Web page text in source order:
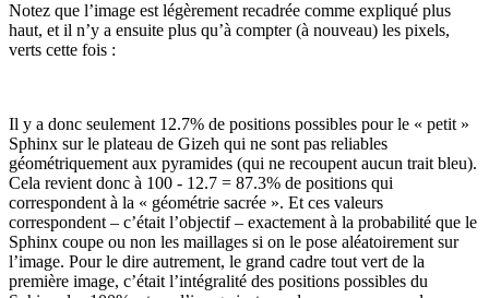
Notez que l’image est légèrement recadrée comme expliqué plus
haut, et il n’y a ensuite plus qu’à compter (à nouveau) les pixels,
verts cette fois :
Il y a donc seulement 12.7% de positions possibles pour le « petit »
Sphinx sur le plateau de Gizeh qui ne sont pas reliables
géométriquement aux pyramides (qui ne recoupent aucun trait bleu).
Cela revient donc à 100 - 12.7 = 87.3% de positions qui
correspondent à la « géométrie sacrée ». Et ces valeurs
correspondent – c’était l’objectif – exactement à la probabilité que le
Sphinx coupe ou non les maillages si on le pose aléatoirement sur
l’image. Pour le dire autrement, le grand cadre tout vert de la
première image, c’était l’intégralité des positions possibles du